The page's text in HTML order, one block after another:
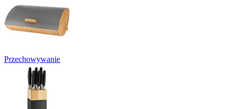
Przechowywanie